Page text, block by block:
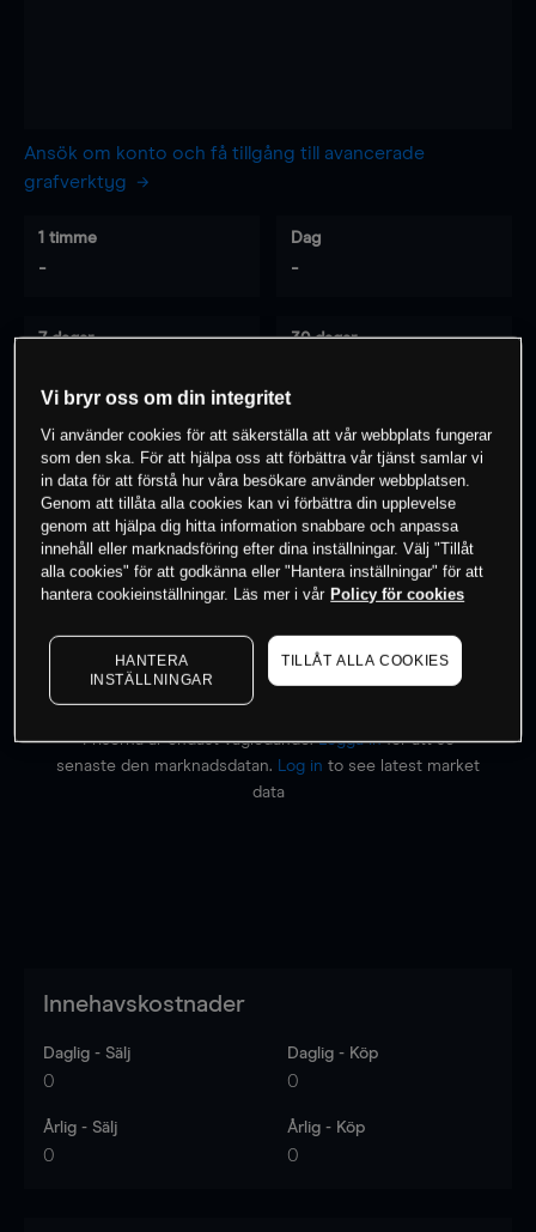
Ansök om konto och få tillgång till avancerade
grafverktyg
1 timme
-
Dag
-
7 dagar 30 dagar
0% av kunderna har en position i detta
instrument
Börja handla
Priserna är endast vägledande.Logga inför att se
senaste den marknadsdatan.
Log in to see latest market
data
Innehavskostnader
Daglig - Sälj
0
Daglig - Köp
0
Årlig - Sälj
0
Årlig - Köp
0
Vi bryr oss om din integritet
Vi använder cookies för att säkerställa att vår webbplats fungerar
som den ska. För att hjälpa oss att förbättra vår tjänst samlar vi
in data för att förstå hur våra besökare använder webbplatsen.
Genom att tillåta alla cookies kan vi förbättra din upplevelse
genom att hjälpa dig hitta information snabbare och anpassa
innehåll eller marknadsföring efter dina inställningar. Välj "Tillåt
alla cookies" för att godkänna eller "Hantera inställningar" för att
hantera cookieinställningar. Läs mer i vår Policy för cookies
HANTERA
INSTÄLLNINGAR
TILLÅT ALLA COOKIES